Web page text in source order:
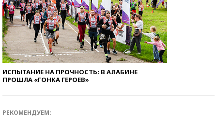
ИСПЫТАНИЕ НА ПРОЧНОСТЬ: В АЛАБИНЕ
ПРОШЛА «ГОНКА ГЕРОЕВ»
РЕКОМЕНДУЕМ: